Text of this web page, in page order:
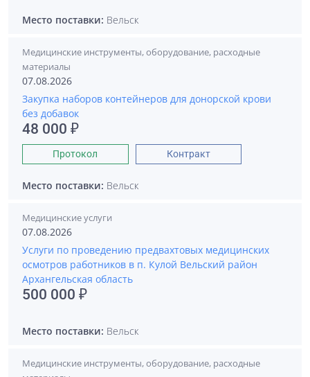
Место поставки: Вельск
Медицинские инструменты, оборудование, расходные
материалы
07.08.2026
Закупка наборов контейнеров для донорской крови
без добавок
48 000 ₽
Протокол Контракт
Место поставки: Вельск
Медицинские услуги
07.08.2026
Услуги по проведению предвахтовых медицинских
осмотров работников в п. Кулой Вельский район
Архангельская область
500 000 ₽
Место поставки: Вельск
Медицинские инструменты, оборудование, расходные